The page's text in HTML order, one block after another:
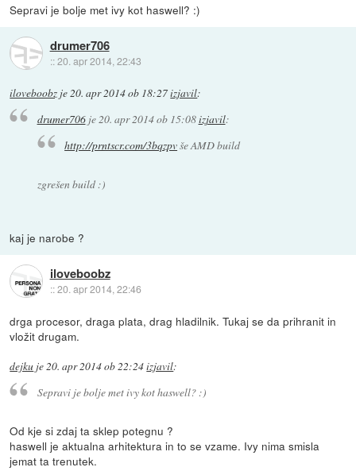
Sepravi je bolje met ivy kot haswell? :)
drumer706
::20. apr 2014, 22:43
iloveboobz je 20. apr 2014 ob 18:27izjavil:
drumer706je20. apr 2014 ob 15:08izjavil:
http://prntscr.com/3bqzpvše AMD build
zgrešen build :)
kaj je narobe ?
iloveboobz
::20. apr 2014, 22:46
drga procesor, draga plata, drag hladilnik. Tukaj se da prihranit in
vložit drugam.
dejku je20. apr 2014 ob 22:24izjavil:
Sepravi je bolje met ivy kot haswell? :)
Od kje si zdaj ta sklep potegnu ?
haswell je aktualna arhitektura in to se vzame. Ivy nima smisla
jemat ta trenutek.